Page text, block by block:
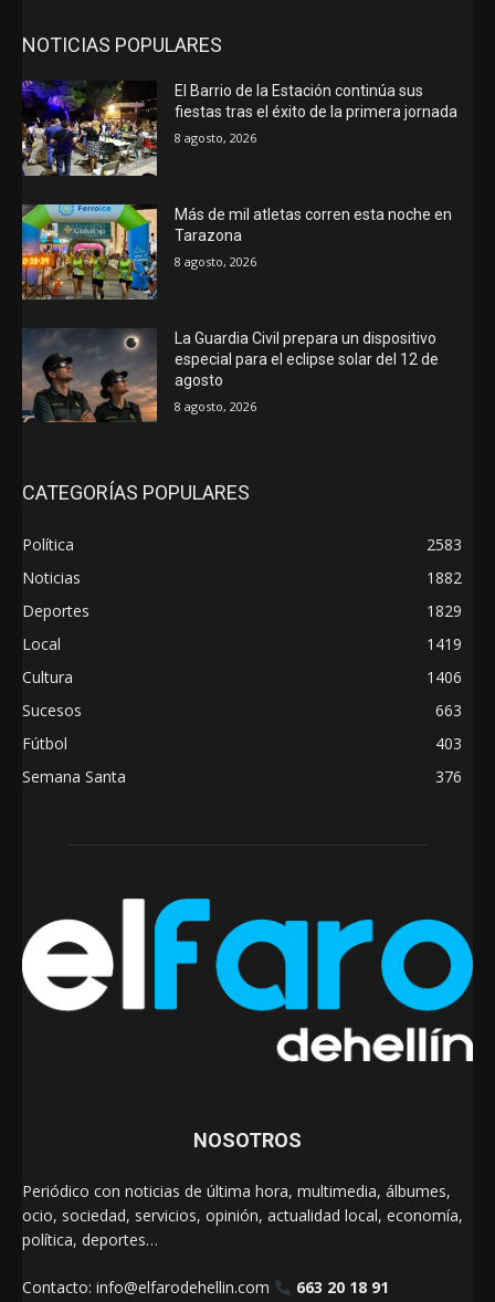
NOTICIAS POPULARES
El Barrio de la Estación continúa sus
fiestas tras el éxito de la primera jornada
8 agosto, 2026
Más de mil atletas corren esta noche en
Tarazona
8 agosto, 2026
La Guardia Civil prepara un dispositivo
especial para el eclipse solar del 12 de
agosto
8 agosto, 2026
CATEGORÍAS POPULARES
Política
2583
Noticias
1882
Deportes
1829
Local
1419
Cultura
1406
Sucesos
663
Fútbol
403
Semana Santa
376
NOSOTROS
Periódico con noticias de última hora, multimedia, álbumes,
ocio, sociedad, servicios, opinión, actualidad local, economía,
política, deportes…
Contacto: info@elfarodehellin.com 663 20 18 91